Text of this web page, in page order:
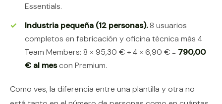
Essentials.
Industria pequeña (12 personas).8 usuarios
completos en fabricación y oficina técnica más 4
Team Members: 8 × 95,30 € + 4 × 6,90 € = 790,00
€ al mescon Premium.
Como ves, la diferencia entre una plantilla y otra no